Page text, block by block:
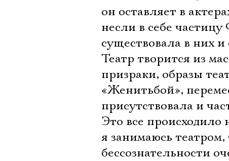
он оставляет в
несли в себе
существовала в них и
Театр творится из
призраки, образы
«Женитьбой»,
присутствовала и
Это все происходило
я занимаюсь
бессознательности